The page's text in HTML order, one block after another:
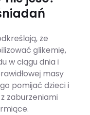
że
glikemię,
w ciągu dnia i
masy
pomijać dzieci i
zaburzeniami